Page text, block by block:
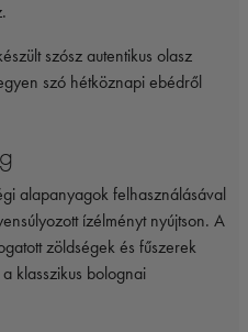
szósz autentikus olasz
szó hétköznapi ebédről
alapanyagok felhasználásával
ízélményt nyújtson. A
zöldségek és fűszerek
klasszikus bolognai